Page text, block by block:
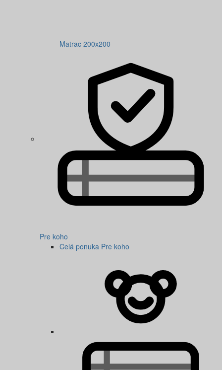
Matrac 200x200
Pre koho
Celá ponuka Pre koho